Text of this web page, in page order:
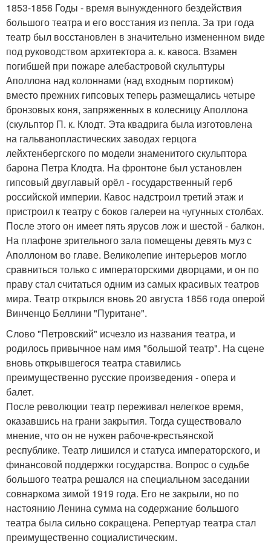
1853-1856 Годы - время вынужденного бездействия
большого театра и его восстания из пепла. За три года
театр был восстановлен в значительно измененном виде
под руководством архитектора а. к. кавоса. Взамен
погибшей при пожаре алебастровой скульптуры
Аполлона над колоннами (над входным портиком)
вместо прежних гипсовых теперь размещались четыре
бронзовых коня, запряженных в колесницу Аполлона
(скульптор П. к. Клодт. Эта квадрига была изготовлена
на гальванопластических заводах герцога
лейхтенбергского по модели знаменитого скульптора
барона Петра Клодта. На фронтоне был установлен
гипсовый двуглавый орёл - государственный герб
российской империи. Кавос надстроил третий этаж и
пристроил к театру с боков галереи на чугунных столбах.
После этого он имеет пять ярусов лож и шестой - балкон.
На плафоне зрительного зала помещены девять муз с
Аполлоном во главе. Великолепие интерьеров могло
сравниться только с императорскими дворцами, и он по
праву стал считаться одним из самых красивых театров
мира. Театр открылся вновь 20 августа 1856 года оперой
Винченцо Беллини "Пуритане".
Слово "Петровский" исчезло из названия театра, и
родилось привычное нам имя "большой театр". На сцене
вновь открывшегося театра ставились
преимущественно русские произведения - опера и
балет.
После революции театр переживал нелегкое время,
оказавшись на грани закрытия. Тогда существовало
мнение, что он не нужен рабоче-крестьянской
республике. Театр лишился и статуса императорского, и
финансовой поддержки государства. Вопрос о судьбе
большого театра решался на специальном заседании
совнаркома зимой 1919 года. Его не закрыли, но по
настоянию Ленина сумма на содержание большого
театра была сильно сокращена. Репертуар театра стал
преимущественно социалистическим.